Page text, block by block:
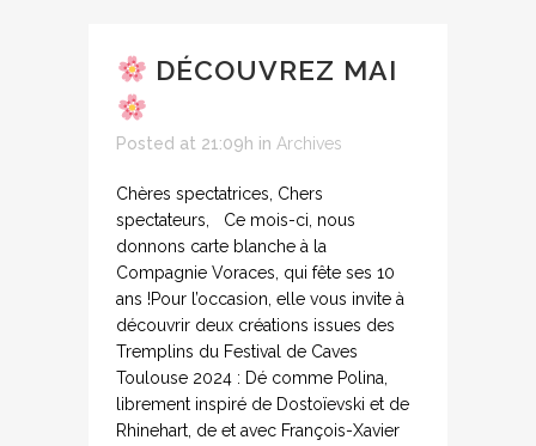
DÉCOUVREZ MAI
Posted at 21:09h in Archives
Chères spectatrices, Chers
spectateurs, Ce mois-ci, nous
donnons carte blanche à la
Compagnie Voraces, qui fête ses 10
ans !Pour l’occasion, elle vous invite à
découvrir deux créations issues des
Tremplins du Festival de Caves
Toulouse 2024 : Dé comme Polina,
librement inspiré de Dostoïevski et de
Rhinehart, de et avec François-Xavier